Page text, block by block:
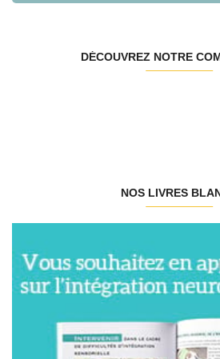
DÉCOUVREZ NOTRE
NOS LIVRES